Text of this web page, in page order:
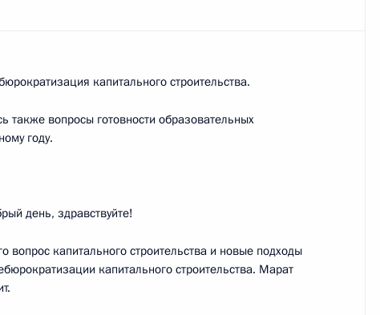
года, понедельник
Белоруссии Александром Лукашенко
16:00
года, пятница
членами Совета Безопасности
14:10 Московская область, Ново-Огарёво
капитального строительства.
также вопросы готовности образовательных
году.
день, здравствуйте!
вопрос капитального строительства и новые подходы
капитального строительства. Марат